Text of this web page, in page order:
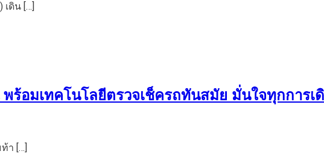
ดิน […]
อมเทคโนโลยีตรวจเช็ครถทันสมัย มั่นใจทุกการเ
า […]